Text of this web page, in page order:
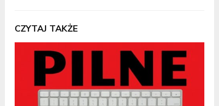
CZYTAJ TAKŻE